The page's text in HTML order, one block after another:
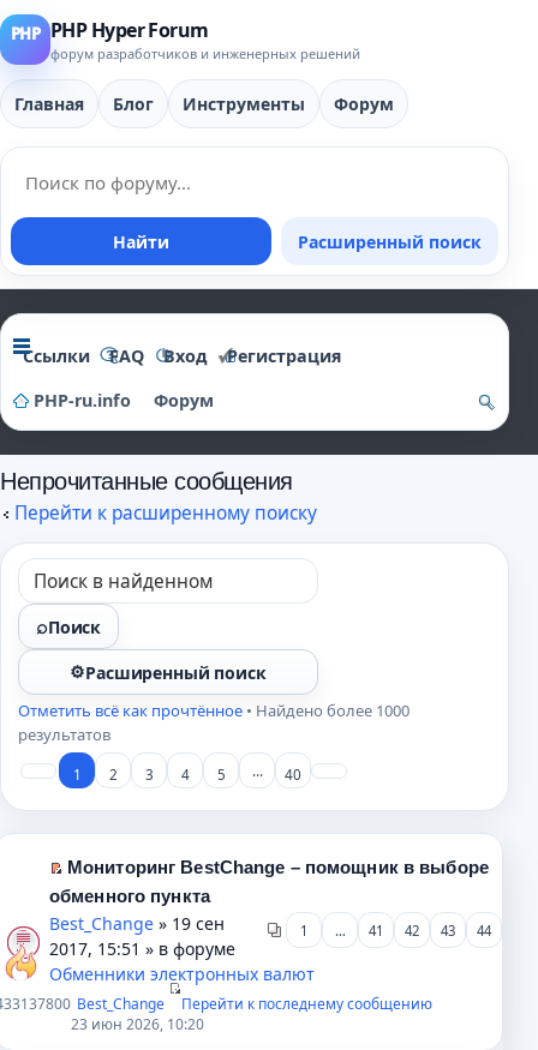
PHP Hyper Forum
форум разработчиков и инженерных решений
Главная Блог Инструменты Форум
Найти Расширенный поиск
Ссылки FAQ Вход
Регистрация
PHP-ru.info
Форум
Непрочитанные сообщения
Перейти к расширенному поиску
Поиск
Расширенный поиск
Отметить всё как прочтённое • Найдено более 1000
результатов
1 2 3 4 5 … 40
П
р
е
й
т
и
Мониторинг BestChange – помощник в выборе
обменного пункта
1 … 41 42 43 44
Best_Change » 19 сен
2017, 15:51 » в форуме
Обменники электронных валют
137800 Best_Change
Перейти к последнему сообщению
23 июн 2026, 10:20